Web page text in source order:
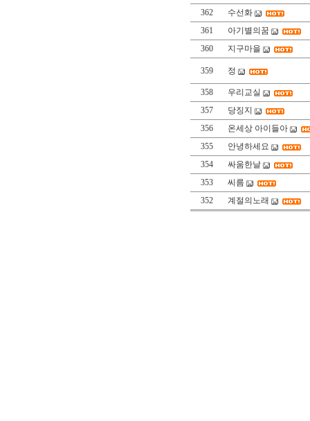
362
수선화
361
아기별의꿈
360
지구마을
359 정
358
우리교실
357
당징지
356
온세상 아이들아
355
안녕하세요
354
싸움한날
353
씨름
352
계절의노래